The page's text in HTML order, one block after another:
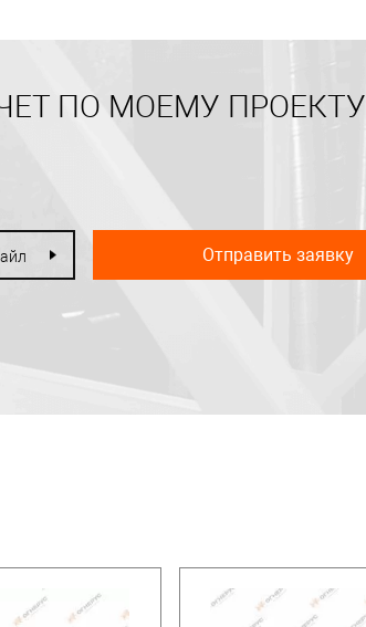
ПО МОЕМУ ПРОЕКТУ
Отправить заявку